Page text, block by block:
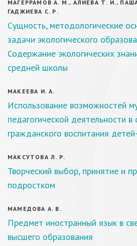
МАГЕРРАМОВ А. М., АЛИЕВА Т. И.,
ГАДЖИЕВА С. Р.
Сущность, методологические
задачи экологического
Содержание экологических
средней школы
МАКЕЕВА И. А.
Использование возможностей
педагогической деятельности в
гражданского воспитания
МАКСУТОВА Л. Р.
Творческий выбор, принятие и
подростком
МАМЕДОВА А. В.
Предмет иностранный язык в
высшего образования